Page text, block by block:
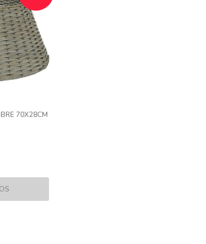
70X28CM